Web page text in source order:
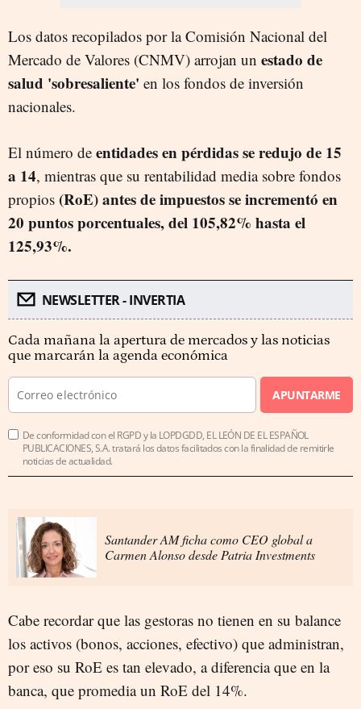
Los datos recopilados por la Comisión Nacional del
Mercado de Valores (CNMV) arrojan un estado de
salud 'sobresaliente' en los fondos de inversión
nacionales.
El número de entidades en pérdidas se redujo de 15
a 14, mientras que su rentabilidad media sobre fondos
propios (RoE) antes de impuestos se incrementó en
20 puntos porcentuales, del 105,82% hasta el
125,93%.
NEWSLETTER - INVERTIA
Cada mañana la apertura de mercados y las noticias
que marcarán la agenda económica
APUNTARME
De conformidad con el RGPD y la LOPDGDD, EL LEÓN DE EL ESPAÑOL
PUBLICACIONES, S.A. tratará los datos facilitados con la finalidad de remitirle
noticias de actualidad.
Santander AM ficha como CEO global a
Carmen Alonso desde Patria Investments
Cabe recordar que las gestoras no tienen en su balance
los activos (bonos, acciones, efectivo) que administran,
por eso su RoE es tan elevado, a diferencia que en la
banca, que promedia un RoE del 14%.